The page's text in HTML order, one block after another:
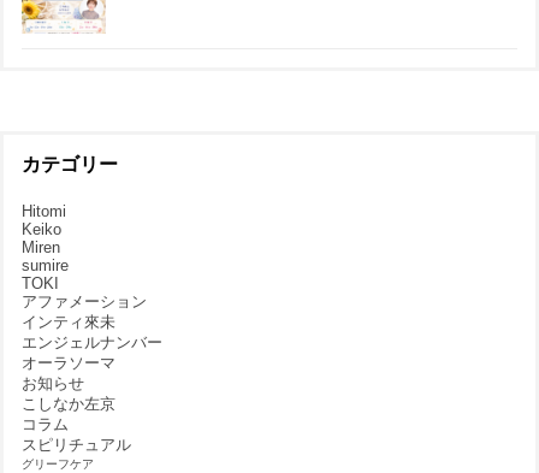
カテゴリー
Hitomi
Keiko
Miren
sumire
TOKI
アファメーション
インティ來未
エンジェルナンバー
オーラソーマ
お知らせ
こしなか左京
コラム
スピリチュアル
グリーフケア